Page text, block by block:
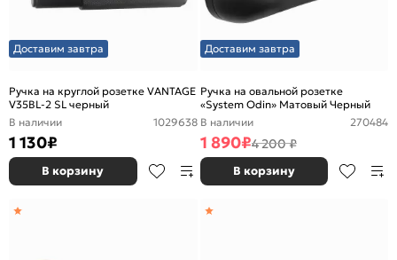
Доставим завтра
Ручка на круглой розетке VANTAGE
V35BL-2 SL черный
В наличии
1029638
1 130₽
В корзину
Доставим завтра
Ручка на овальной розетке
«System Odin» Матовый Черный
В наличии
270484
1 890₽4 200 ₽
В корзину